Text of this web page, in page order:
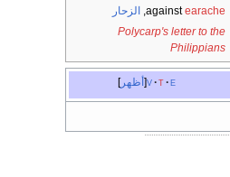
againstearache
, الزحار
Polycarp's letter to the
Philippians
أظهر v t e